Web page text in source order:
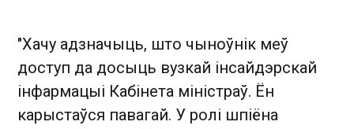
"Хачу адзначыць, што чыноўнік меў
доступ да досыць вузкай інсайдэрскай
інфармацыі Кабінета міністраў. Ён
карыстаўся павагай. У ролі шпіёна